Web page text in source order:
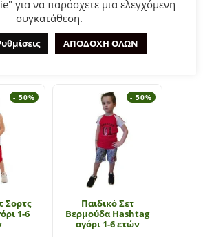
ΠΡΟΪΌΝΤΑ
- 50%
Σορτς
1-6
- 50%
Παιδικό Σετ
Βερμούδα Hashtag
αγόρι 1-6 ετών
για να παράσχετε μια ελεγχόμενη
συγκατάθεση.
ΑΠΟΔΟΧΗ ΟΛΩΝ